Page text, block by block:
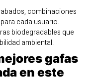
combinaciones
cada usuario.
biodegradables que
ambiental.
gafas
en este